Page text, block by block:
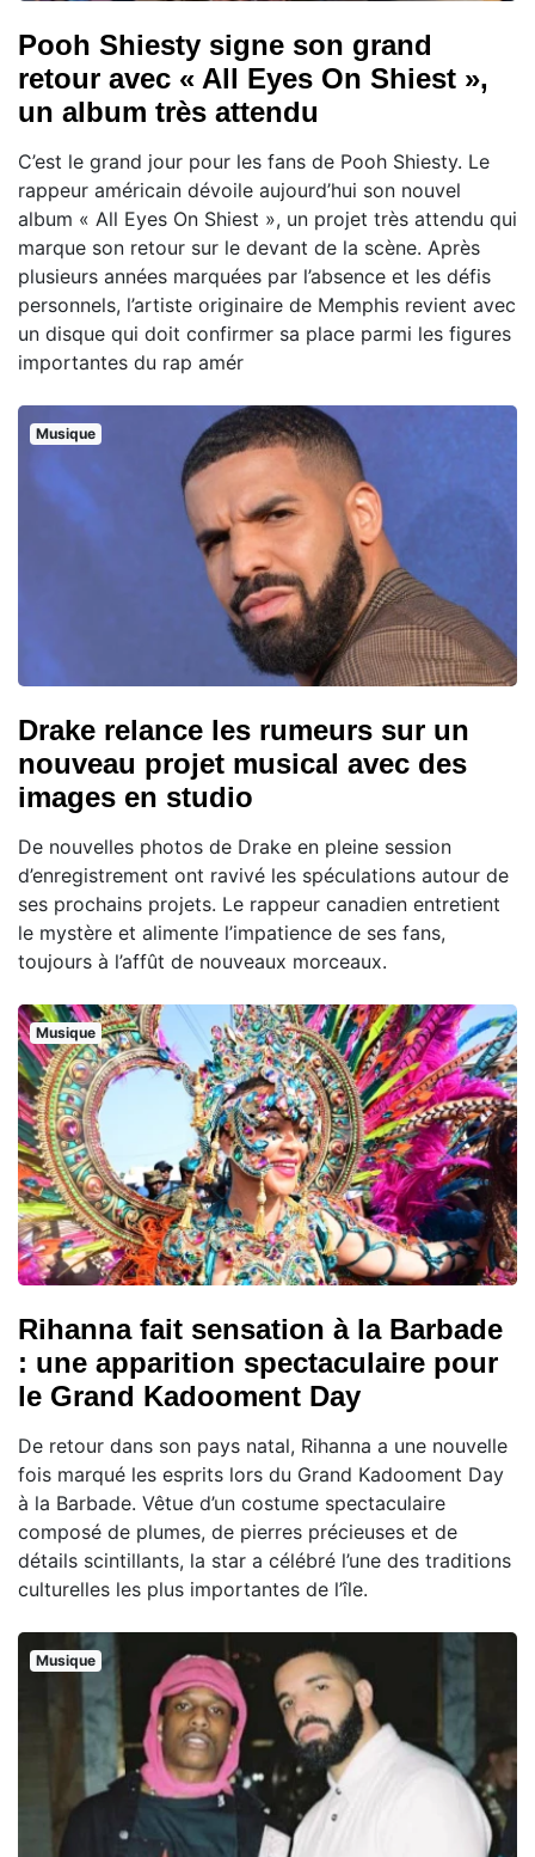
Pooh Shiesty signe son grand
retour avec « All Eyes On Shiest »,
un album très attendu
C’est le grand jour pour les fans de Pooh Shiesty. Le
rappeur américain dévoile aujourd’hui son nouvel
album « All Eyes On Shiest », un projet très attendu qui
marque son retour sur le devant de la scène. Après
plusieurs années marquées par l’absence et les défis
personnels, l’artiste originaire de Memphis revient avec
un disque qui doit confirmer sa place parmi les figures
importantes du rap amér
Musique
Drake relance les rumeurs sur un
nouveau projet musical avec des
images en studio
De nouvelles photos de Drake en pleine session
d’enregistrement ont ravivé les spéculations autour de
ses prochains projets. Le rappeur canadien entretient
le mystère et alimente l’impatience de ses fans,
toujours à l’affût de nouveaux morceaux.
Musique
Rihanna fait sensation à la Barbade
: une apparition spectaculaire pour
le Grand Kadooment Day
De retour dans son pays natal, Rihanna a une nouvelle
fois marqué les esprits lors du Grand Kadooment Day
à la Barbade. Vêtue d’un costume spectaculaire
composé de plumes, de pierres précieuses et de
détails scintillants, la star a célébré l’une des traditions
culturelles les plus importantes de l’île.
Musique